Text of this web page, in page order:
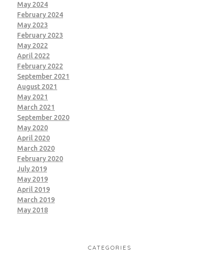
May 2024
February 2024
May 2023
February 2023
May 2022
April 2022
February 2022
September 2021
August 2021
May 2021
March 2021
September 2020
May 2020
April 2020
March 2020
February 2020
July 2019
May 2019
April 2019
March 2019
May 2018
CATEGORIES